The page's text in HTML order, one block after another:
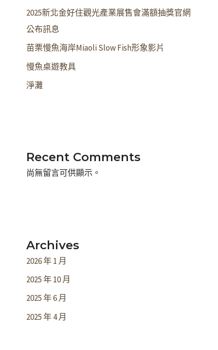
2025新北金好住觀光產業展售會滿額抽獎官網
公布訊息
苗栗慢魚海岸Miaoli Slow Fish形象影片
慢魚桌遊教具
淨灘
Recent Comments
尚無留言可供顯示。
Archives
2026 年 1 月
2025 年 10 月
2025 年 6 月
2025 年 4 月